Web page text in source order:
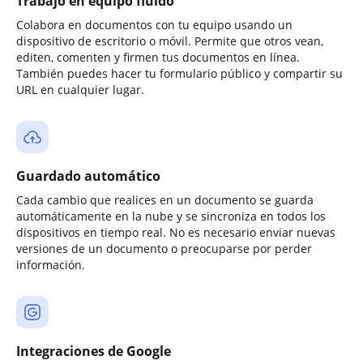
Colabora en documentos con tu equipo usando un
dispositivo de escritorio o móvil. Permite que otros vean,
editen, comenten y firmen tus documentos en línea.
También puedes hacer tu formulario público y compartir su
URL en cualquier lugar.
Guardado automático
Cada cambio que realices en un documento se guarda
automáticamente en la nube y se sincroniza en todos los
dispositivos en tiempo real. No es necesario enviar nuevas
versiones de un documento o preocuparse por perder
información.
Integraciones de Google